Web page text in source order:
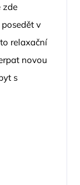
zde
v
relaxační
novou
s